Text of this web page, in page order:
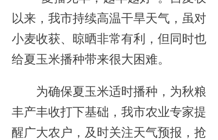
以来，我市持续高温干旱天气，虽对
小麦收获、晾晒非常有利，但同时也
给夏玉米播种带来很大困难。
为确保夏玉米适时播种，为秋粮
丰产丰收打下基础，我市农业专家提
醒广大农户，及时关注天气预报，抢